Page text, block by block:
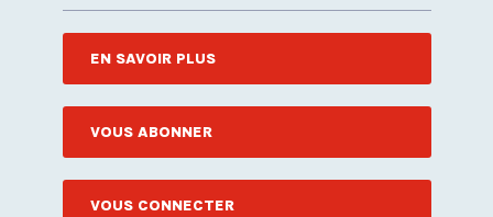
EN SAVOIR PLUS
VOUS ABONNER
VOUS CONNECTER